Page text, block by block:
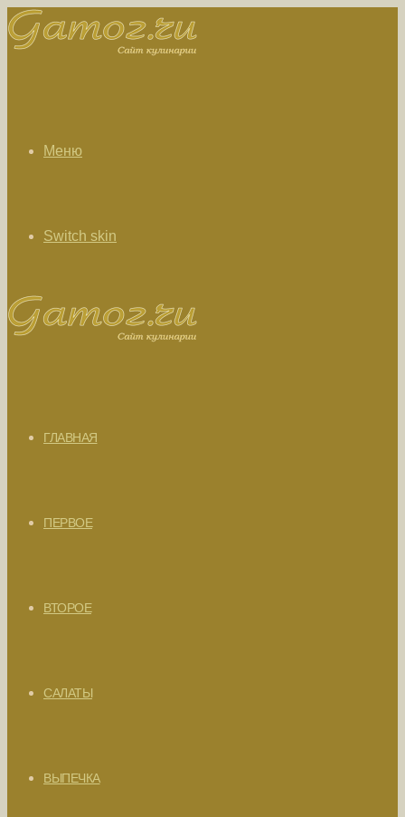
Меню
Switch skin
ГЛАВНАЯ
ПЕРВОЕ
ВТОРОЕ
САЛАТЫ
ВЫПЕЧКА